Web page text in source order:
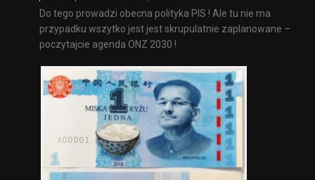
Do tego prowadzi obecna polityka PIS ! Ale tu nie ma
przypadku wszytko jest jest skrupulatnie zaplanowane –
poczytajcie agenda ONZ 2030 !